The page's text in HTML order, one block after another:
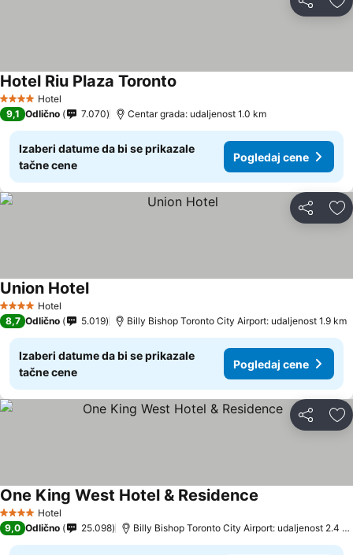
Deli
4 ZvezdiceHotel
Hotel Riu Plaza Toronto
9,1 Odlično 7.070 Centar grada: udaljenost 1.0 km
Izaberi datume da bi se prikazale
tačne cene
Pogledaj cene
Deli
4 ZvezdiceHotel
Union Hotel
8,7 Odlično 5.019 Billy Bishop Toronto City Airport: udaljenost 1.9 km
Izaberi datume da bi se prikazale
tačne cene
Pogledaj cene
Deli
4 ZvezdiceHotel
One King West Hotel & Residence
9,0 Odlično 25.098 Billy Bishop Toronto City Airport: udaljenost 2.4 km